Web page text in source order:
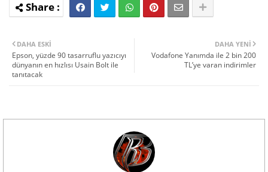
DAHA YENI
Vodafone Yanımda ile 2 bin 200
TL’ye varan indirimler
DAHA ESKI
Epson, yüzde 90 tasarruflu yazıcıyı
dünyanın en hızlısı Usain Bolt ile
tanıtacak